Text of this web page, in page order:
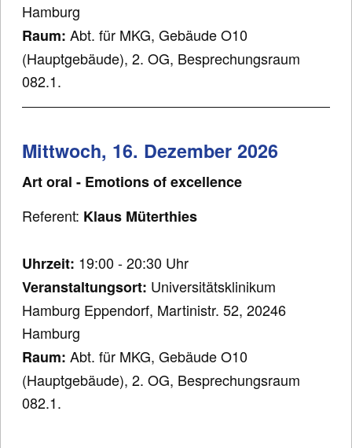
Hamburg
Raum: Abt. für MKG, Gebäude O10
(Hauptgebäude), 2. OG, Besprechungsraum
082.1.
Mittwoch, 16. Dezember 2026
Art oral - Emotions of excellence
Referent: Klaus Müterthies
Uhrzeit: 19:00 - 20:30 Uhr
Veranstaltungsort: Universitätsklinikum
Hamburg Eppendorf, Martinistr. 52, 20246
Hamburg
Raum: Abt. für MKG, Gebäude O10
(Hauptgebäude), 2. OG, Besprechungsraum
082.1.